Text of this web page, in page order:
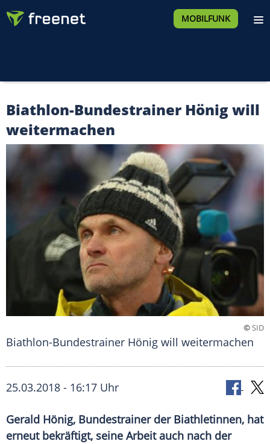
MOBILFUNK
Biathlon-Bundestrainer Hönig will
weitermachen
©SID
Biathlon-Bundestrainer Hönig will weitermachen
25.03.2018 - 16:17 Uhr
Gerald Hönig, Bundestrainer der Biathletinnen, hat
erneut bekräftigt, seine Arbeit auch nach der